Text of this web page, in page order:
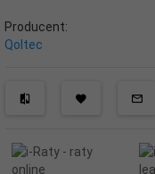
Producent:
Qoltec